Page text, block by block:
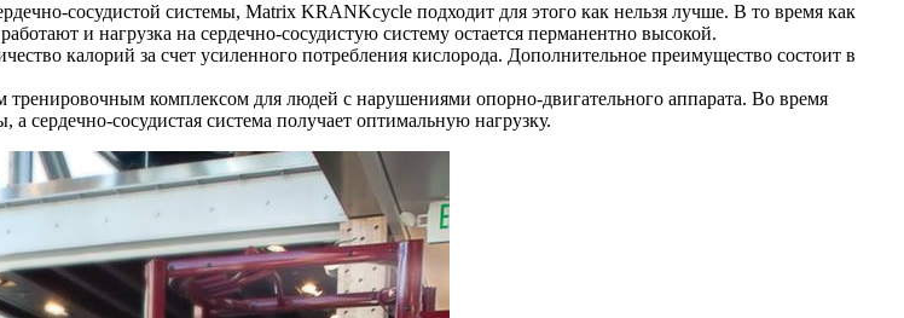
сосудистой системы, Matrix KRANKcycle подходит для этого как нельзя лучше. В то время как
и нагрузка на сердечно-сосудистую систему остается перманентно высокой.
калорий за счет усиленного потребления кислорода. Дополнительное преимущество состоит в
комплексом для людей с нарушениями опорно-двигательного аппарата. Во время
сосудистая система получает оптимальную нагрузку.